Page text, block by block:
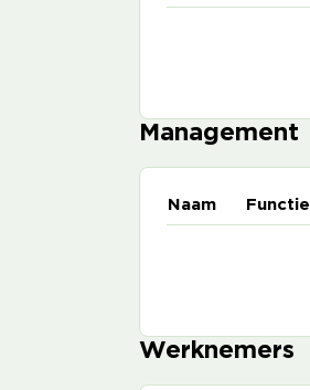
Management
Naam Functie
Werknemers